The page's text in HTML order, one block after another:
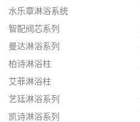
水乐章淋浴系统
智配阀芯系列
曼达淋浴系列
柏诗淋浴柱
艾菲淋浴柱
艺廷淋浴系列
凯诗淋浴系列